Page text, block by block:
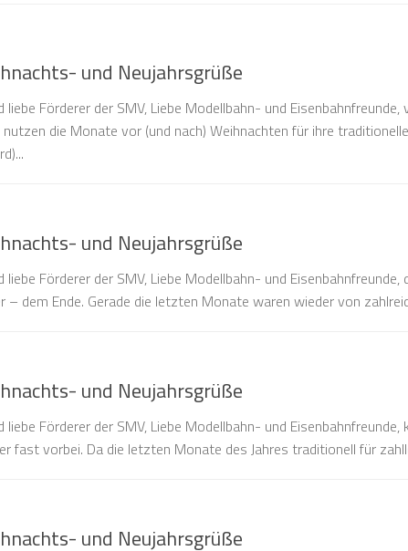
und Neujahrsgrüße
liebe Förderer der SMV, Liebe Modellbahn- und Eisenbahnfreunde,
die Monate vor (und nach) Weihnachten für ihre
und Neujahrsgrüße
liebe Förderer der SMV, Liebe Modellbahn- und
– dem Ende. Gerade die letzten Monate waren wieder von
und Neujahrsgrüße
liebe Förderer der SMV, Liebe Modellbahn- und Eisenbahnfreunde,
fast vorbei. Da die letzten Monate des Jahres traditionell für
und Neujahrsgrüße